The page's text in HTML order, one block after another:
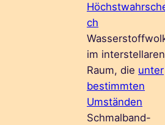
ch
im interstellaren
Raum, die unter
bestimmten
Umständen
Schmalband-